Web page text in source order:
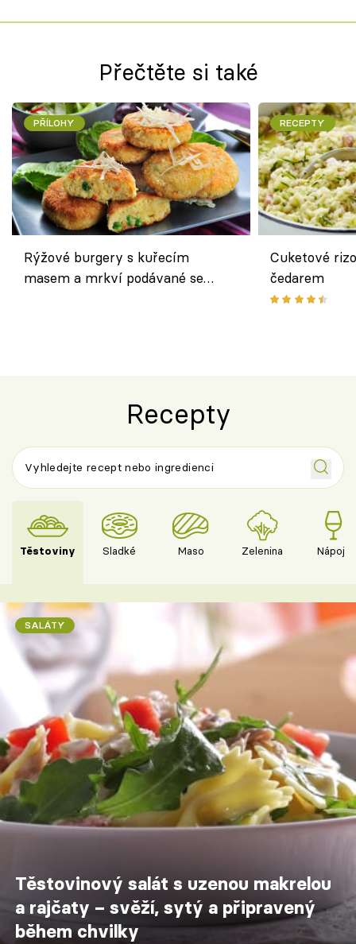
Přečtěte si také
PŘÍLOHY
Rýžové burgery s kuřecím
masem a mrkví podávané se
RECEPTY
Cuketové
čedarem
Recepty
Těstoviny Sladké Maso Zelenina Nápoje
SALÁTY
Těstovinový salát s uzenou makrelou
a rajčaty – svěží, sytý a připravený
během chvilky